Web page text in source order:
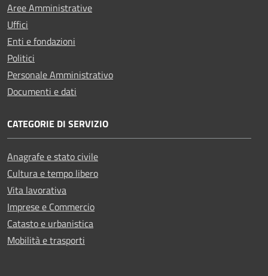
Aree Amministrative
Uffici
Enti e fondazioni
Politici
Personale Amministrativo
Documenti e dati
CATEGORIE DI SERVIZIO
Anagrafe e stato civile
Cultura e tempo libero
Vita lavorativa
Imprese e Commercio
Catasto e urbanistica
Mobilità e trasporti